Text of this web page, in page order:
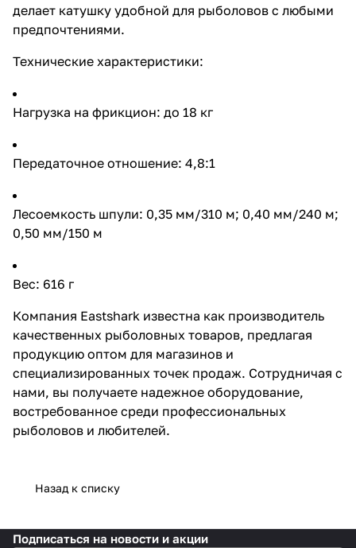
делает катушку удобной для рыболовов с любыми
предпочтениями.
Технические характеристики:
Нагрузка на фрикцион: до 18 кг
Передаточное отношение: 4,8:1
Лесоемкость шпули: 0,35 мм/310 м; 0,40 мм/240 м;
0,50 мм/150 м
Вес: 616 г
Компания Eastshark известна как производитель
качественных рыболовных товаров, предлагая
продукцию оптом для магазинов и
специализированных точек продаж. Сотрудничая с
нами, вы получаете надежное оборудование,
востребованное среди профессиональных
рыболовов и любителей.
Назад к списку
Подписаться на новости и акции